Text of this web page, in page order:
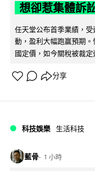
想卻惹集體訴
任天堂公布首季業績，
動，盈利大幅跑贏預期
國定價，如今關稅被裁
分享
科技娛樂 生活科技
藍骨 1 小時